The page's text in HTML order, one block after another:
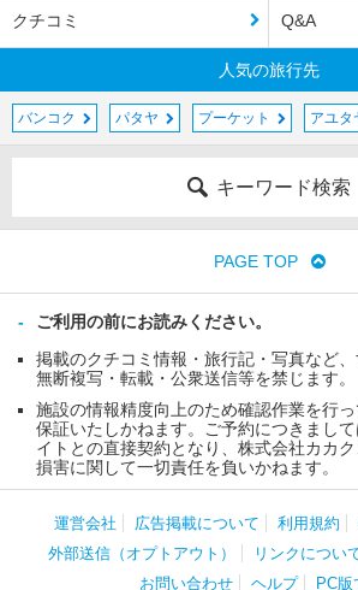
クチコミ Q&A
人気の旅行先
バンコク パタヤ プーケット アユタ
キーワード検索
PAGE TOP
ご利用の前にお読みください。
掲載のクチコミ情報・旅行記・写真など
無断複写・転載・公衆送信等を禁じます。
施設の情報精度向上のため確認作業を行
保証いたしかねます。ご予約につきまし
イトとの直接契約となり、株式会社カカ
損害に関して一切責任を負いかねます。
運営会社 広告掲載について 利用規約
外部送信（オプトアウト）
リンクについ
お問い合わせ
ヘルプ PC版